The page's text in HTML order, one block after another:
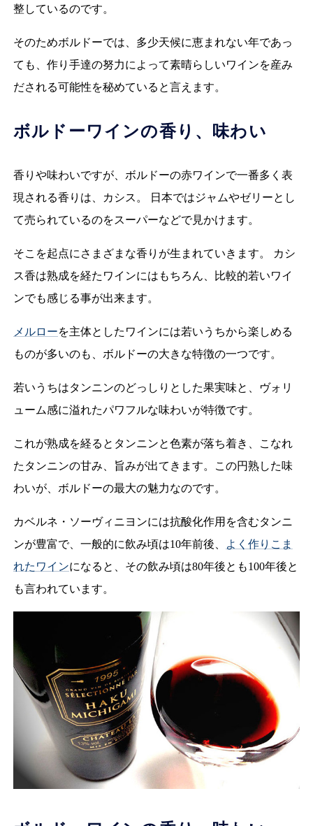
整しているのです。
そのためボルドーでは、多少天候に恵まれない年であっ
ても、作り手達の努力によって素晴らしいワインを産み
だされる可能性を秘めていると言えます。
ボルドーワインの香り、味わい
香りや味わいですが、ボルドーの赤ワインで一番多く表
現される香りは、カシス。 日本ではジャムやゼリーとし
て売られているのをスーパーなどで見かけます。
そこを起点にさまざまな香りが生まれていきます。 カシ
ス香は熟成を経たワインにはもちろん、比較的若いワイ
ンでも感じる事が出来ます。
メルローを主体としたワインには若いうちから楽しめる
ものが多いのも、ボルドーの大きな特徴の一つです。
若いうちはタンニンのどっしりとした果実味と、ヴォリ
ューム感に溢れたパワフルな味わいが特徴です。
これが熟成を経るとタンニンと色素が落ち着き、こなれ
たタンニンの甘み、旨みが出てきます。この円熟した味
わいが、ボルドーの最大の魅力なのです。
カベルネ・ソーヴィニヨンには抗酸化作用を含むタンニ
ンが豊富で、一般的に飲み頃は10年前後、
よく作りこま
れたワインになると、その飲み頃は80年後とも100年後と
も言われています。